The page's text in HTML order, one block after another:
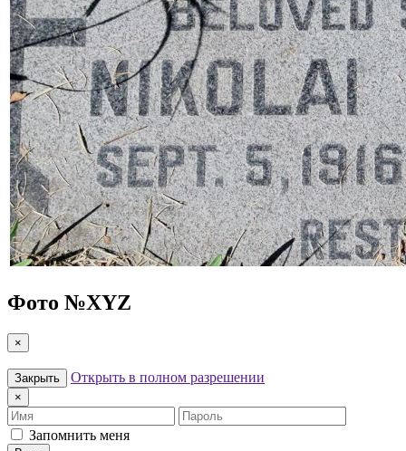
Фото №XYZ
×
Закрыть Открыть в полном разрешении
×
Имя
Пароль
Запомнить меня